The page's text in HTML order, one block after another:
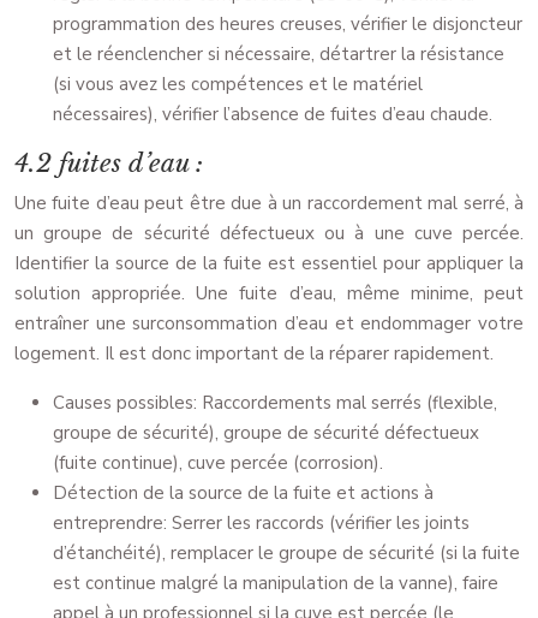
programmation des heures creuses, vérifier le disjoncteur
et le réenclencher si nécessaire, détartrer la résistance
(si vous avez les compétences et le matériel
nécessaires), vérifier l’absence de fuites d’eau chaude.
4.2 fuites d’eau :
Une fuite d’eau peut être due à un raccordement mal serré, à
un groupe de sécurité défectueux ou à une cuve percée.
Identifier la source de la fuite est essentiel pour appliquer la
solution appropriée. Une fuite d’eau, même minime, peut
entraîner une surconsommation d’eau et endommager votre
logement. Il est donc important de la réparer rapidement.
Causes possibles: Raccordements mal serrés (flexible,
groupe de sécurité), groupe de sécurité défectueux
(fuite continue), cuve percée (corrosion).
Détection de la source de la fuite et actions à
entreprendre: Serrer les raccords (vérifier les joints
d’étanchéité), remplacer le groupe de sécurité (si la fuite
est continue malgré la manipulation de la vanne), faire